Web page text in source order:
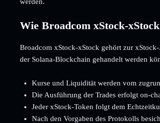
Wie Broadcom xStock-
Broadcom xStock-xStock gehört zur
der Solana-Blockchain gehandelt werden
Kurse und Liquidität werden vom
Die Ausführung der Trades erfolgt on-
Jeder xStock-Token folgt dem
Nach den Vorgaben des Protokolls